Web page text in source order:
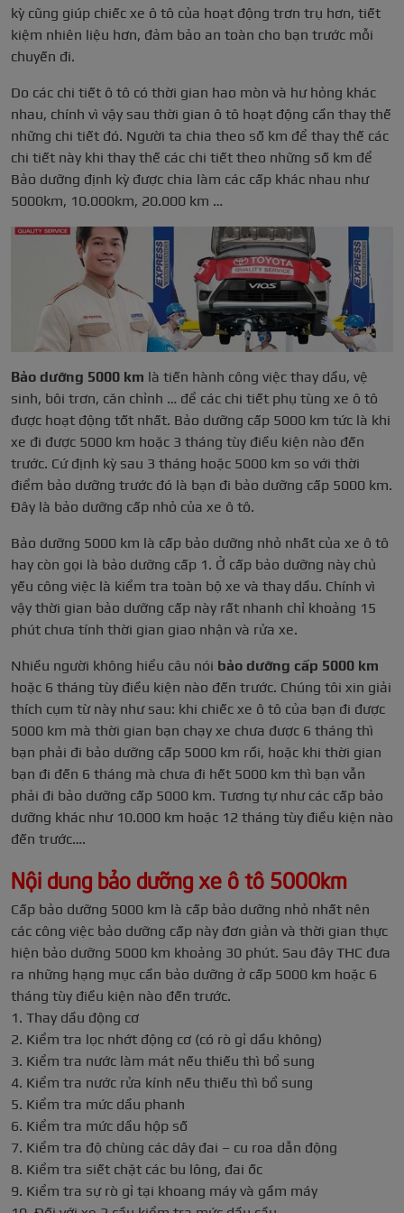
kỳ cũng giúp chiếc xe ô tô của hoạt động trơn trụ hơn, tiết
kiệm nhiên liệu hơn, đảm bảo an toàn cho bạn trước mỗi
chuyến đi.
Do các chi tiết ô tô có thời gian hao mòn và hư hỏng khác
nhau, chính vì vậy sau thời gian ô tô hoạt động cần thay thế
những chi tiết đó. Người ta chia theo số km để thay thế các
chi tiết này khi thay thế các chi tiết theo những số km để
Bảo dưỡng định kỳ được chia làm các cấp khác nhau như
5000km, 10.000km, 20.000 km …
Bảo dưỡng 5000 km là tiến hành công việc thay dầu, vệ
sinh, bôi trơn, căn chỉnh … để các chi tiết phụ tùng xe ô tô
được hoạt động tốt nhất. Bảo dưỡng cấp 5000 km tức là khi
xe đi được 5000 km hoặc 3 tháng tùy điều kiện nào đến
trước. Cứ định kỳ sau 3 tháng hoặc 5000 km so với thời
điểm bảo dưỡng trước đó là bạn đi bảo dưỡng cấp 5000 km.
Đây là bảo dưỡng cấp nhỏ của xe ô tô.
Bảo dưỡng 5000 km là cấp bảo dưỡng nhỏ nhất của xe ô tô
hay còn gọi là bảo dưỡng cấp 1. Ở cấp bảo dưỡng này chủ
yếu công việc là kiểm tra toàn bộ xe và thay dầu. Chính vì
vậy thời gian bảo dưỡng cấp này rất nhanh chỉ khoảng 15
phút chưa tính thời gian giao nhận và rửa xe.
Nhiều người không hiểu câu nói bảo dưỡng cấp 5000 km
hoặc 6 tháng tùy điều kiện nào đến trước. Chúng tôi xin giải
thích cụm từ này như sau: khi chiếc xe ô tô của bạn đi được
5000 km mà thời gian bạn chạy xe chưa được 6 tháng thì
bạn phải đi bảo dưỡng cấp 5000 km rồi, hoặc khi thời gian
bạn đi đến 6 tháng mà chưa đi hết 5000 km thì bạn vẫn
phải đi bảo dưỡng cấp 5000 km. Tương tự như các cấp bảo
dưỡng khác như 10.000 km hoặc 12 tháng tùy điều kiện nào
đến trước….
Nội dung bảo dưỡng xe ô tô 5000km
Cấp bảo dưỡng 5000 km là cấp bảo dưỡng nhỏ nhất nên
các công việc bảo dưỡng cấp này đơn giản và thời gian thực
hiện bảo dưỡng 5000 km khoảng 30 phút. Sau đây THC đưa
ra những hạng mục cần bảo dưỡng ở cấp 5000 km hoặc 6
tháng tùy điều kiện nào đến trước.
1. Thay dầu động cơ
2. Kiểm tra lọc nhớt động cơ (có rò gỉ dầu không)
3. Kiểm tra nước làm mát nếu thiếu thì bổ sung
4. Kiểm tra nước rửa kính nếu thiếu thì bổ sung
5. Kiểm tra mức dầu phanh
6. Kiểm tra mức dầu hộp số
7. Kiểm tra độ chùng các dây đai – cu roa dẫn động
8. Kiểm tra siết chặt các bu lông, đai ốc
9. Kiểm tra sự rò gỉ tại khoang máy và gầm máy